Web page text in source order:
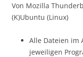
Von Mozilla
(K)Ubuntu (Linux)
Alle Dateien im
jeweiligen